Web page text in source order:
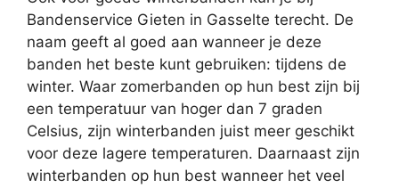
Bandenservice Gieten in Gasselte terecht. De
naam geeft al goed aan wanneer je deze
banden het beste kunt gebruiken: tijdens de
winter. Waar zomerbanden op hun best zijn bij
een temperatuur van hoger dan 7 graden
Celsius, zijn winterbanden juist meer geschikt
voor deze lagere temperaturen. Daarnaast zijn
winterbanden op hun best wanneer het veel